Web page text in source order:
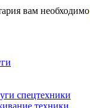
вам необходимо
спецтехники
техники